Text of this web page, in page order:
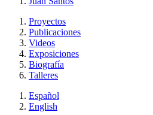
Proyectos
Publicaciones
Videos
Exposiciones
Biografía
Talleres
Español
English